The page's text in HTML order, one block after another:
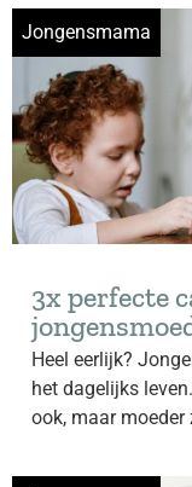
Jongensmama
3x perfecte
Heel eerlijk?
het dagelijks
ook, maar